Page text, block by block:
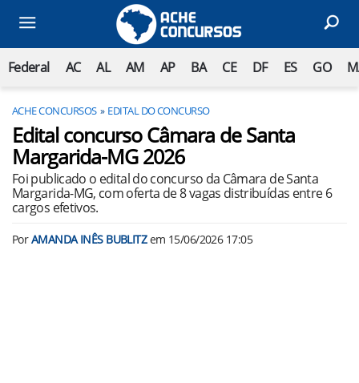
Federal AC AL AM AP BA CE DF ES GO
ACHE CONCURSOS EDITAL DO CONCURSO
Edital concurso Câmara de Santa
Margarida-MG 2026
Foi publicado o edital do concurso da Câmara de Santa
Margarida-MG, com oferta de 8 vagas distribuídas entre 6
cargos efetivos.
PorAMANDA INÊS BUBLITZem 15/06/2026 17:05